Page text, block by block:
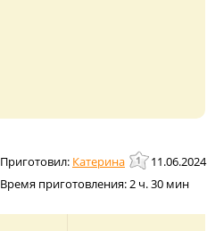
Катерина
11.06.2024
Время приготовления:2 ч. 30 мин